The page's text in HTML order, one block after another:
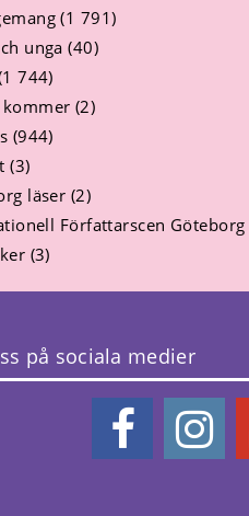
(1 791)
unga (40)
744)
kommer (2)
(944)
(3)
läser (2)
Författarscen Göteborg
(3)
på sociala medier